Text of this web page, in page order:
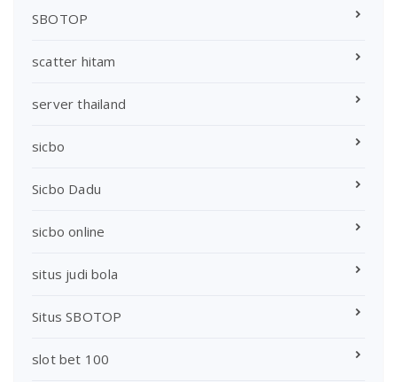
SBOTOP
scatter hitam
server thailand
sicbo
Sicbo Dadu
sicbo online
situs judi bola
Situs SBOTOP
slot bet 100